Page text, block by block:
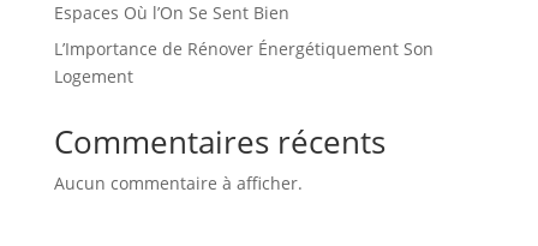
Espaces Où l’On Se Sent Bien
L’Importance de Rénover Énergétiquement Son
Logement
Commentaires récents
Aucun commentaire à afficher.